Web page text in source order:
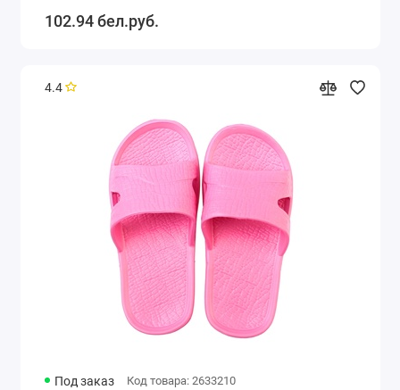
102.94 бел.руб.
4.4
Под заказ Код товара: 2633210